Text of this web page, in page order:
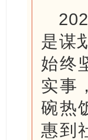
是谋
始终
实事
碗热
惠到